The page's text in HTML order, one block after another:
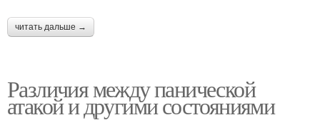
читать дальше →
Различия между панической
атакой и другими состояниями